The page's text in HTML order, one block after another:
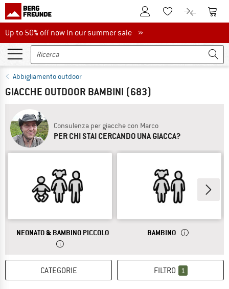
Al conto clienteAlla lista
Al Al
Up to 50% off now in our summer sale
Up to 50% off now in our summer sale »
Abbigliamento outdoor
GIACCHE OUTDOOR BAMBINI (683)
Consulenza per giacche con Marco
PER CHI STAI CERCANDO UNA GIACCA?
RISPOSTA
NEONATO & BAMBINO PICCOLOLE TAGLIE PER ABBIGLIAMENTO PER
RISPOSTA
BAMBINO LE TAGLIE PER
CATEGORIE FILTRO 1